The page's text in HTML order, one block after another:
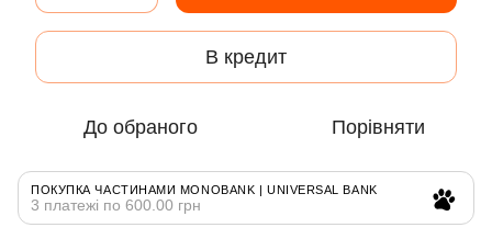
В кредит
До обраного Порівняти
ПОКУПКА ЧАСТИНАМИ MONOBANK | UNIVERSAL BANK
3 платежі по 600.00 грн